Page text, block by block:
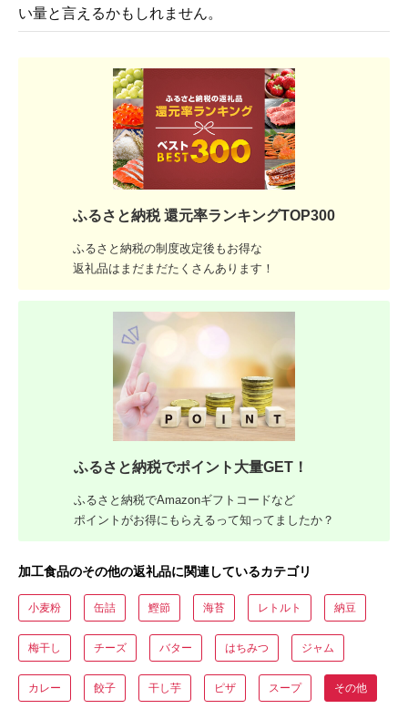
い量と言えるかもしれません。
ふるさと納税 還元率ランキングTOP300
ふるさと納税の制度改定後もお得な
返礼品はまだまだたくさんあります！
ふるさと納税でポイント大量GET！
ふるさと納税でAmazonギフトコードなど
ポイントがお得にもらえるって知ってましたか？
加工食品のその他の返礼品に関連しているカテゴリ
小麦粉 缶詰 鰹節 海苔 レトルト 納豆
梅干し チーズ バター はちみつ ジャム
カレー 餃子 干し芋 ピザ スープ その他